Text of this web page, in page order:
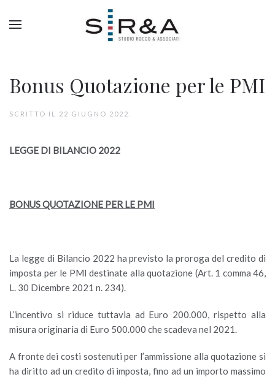
Bonus Quotazione per le PMI
SCRITTO IL 22 GIUGNO 2022
LEGGE DI BILANCIO 2022
BONUS QUOTAZIONE PER LE PMI
La legge di Bilancio 2022 ha previsto la proroga del credito di
imposta per le PMI destinate alla quotazione (Art. 1 comma 46,
L. 30 Dicembre 2021 n. 234).
L’incentivo si riduce tuttavia ad Euro 200.000, rispetto alla
misura originaria di Euro 500.000 che scadeva nel 2021.
A fronte dei costi sostenuti per l’ammissione alla quotazione si
ha diritto ad un credito di imposta, fino ad un importo massimo